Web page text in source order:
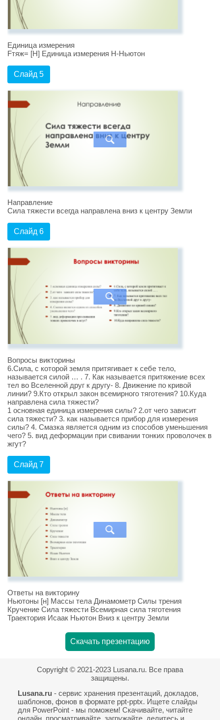
Единица измерения
Fтяж= [H] Единица измерения H-Ньютон
Слайд 5
Направление
Сила тяжести всегда направлена вниз к центру Земли
Слайд 6
Вопросы викторины
6.Сила, с которой земля притягивает к себе тело,
называется силой … . 7. Как называется притяжение всех
тел во Вселенной друг к другу- 8. Движение по кривой
линии? 9.Кто открыл закон всемирного тяготения? 10.Куда
направлена сила тяжести?
1 основная единица измерения силы? 2.от чего зависит
сила тяжести? 3. как называется прибор для измерения
силы? 4. Смазка является одним из способов уменьшения
чего? 5. вид деформации при свивании тонких проволочек в
жгут?
Слайд 7
Ответы на викторину
Ньютоны [н] Массы тела Динамометр Силы трения
Кручение Сила тяжести Всемирная сила тяготения
Траектория Исаак Ньютон Вниз к центру Земли
Скачать презентацию
Copyright © 2021-2023 Lusana.ru. Все права
защищены.
Lusana.ru - сервис хранения презентаций, докладов,
шаблонов, фонов в формате ppt-pptx. Ищете слайды
для PowerPoint - мы поможем! Скачивайте, читайте